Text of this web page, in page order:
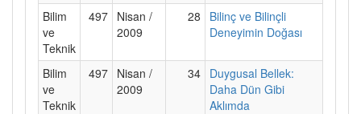
Bilim
ve
Teknik
497 Nisan /
2009
28
Bilinç ve Bilinçli
Deneyimin Doğası
Bilim
ve
Teknik
497 Nisan /
2009
34 Duygusal Bellek:
Daha Dün Gibi
Aklımda